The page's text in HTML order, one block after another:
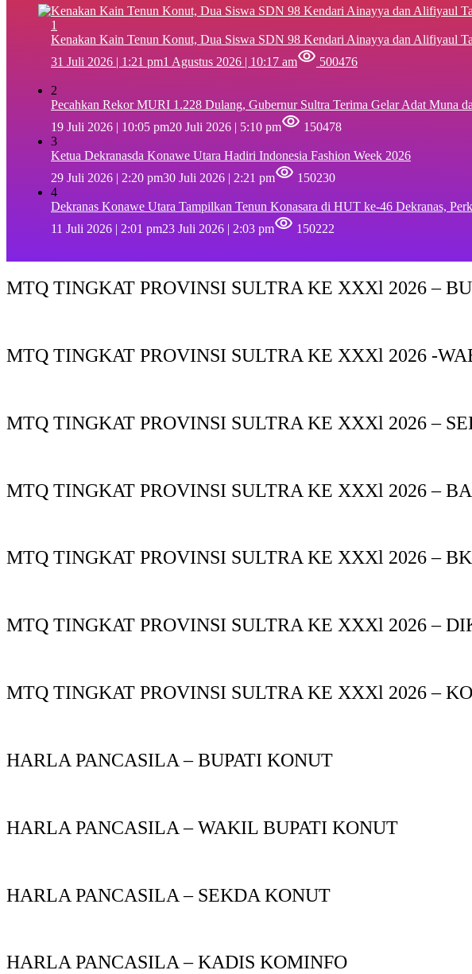
1
‎Kenakan Kain Tenun Konut, Dua Siswa SDN 98 Kendari Ainayya dan Alifiyaul
31 Juli 2026 | 1:21 pm1 Agustus 2026 | 10:17 am 500476
2
Pecahkan Rekor MURI 1.228 Dulang, Gubernur Sultra Terima Gelar Adat Muna
19 Juli 2026 | 10:05 pm20 Juli 2026 | 5:10 pm
150478
3
Ketua Dekranasda Konawe Utara Hadiri Indonesia Fashion Week 2026
29 Juli 2026 | 2:20 pm30 Juli 2026 | 2:21 pm
150230
4
Dekranas Konawe Utara Tampilkan Tenun Konasara di HUT ke-46 Dekranas,
11 Juli 2026 | 2:01 pm23 Juli 2026 | 2:03 pm 150222
MTQ TINGKAT PROVINSI SULTRA KE XXXl 2026 –
MTQ TINGKAT PROVINSI SULTRA KE XXXl 2026 -
MTQ TINGKAT PROVINSI SULTRA KE XXXl 2026 –
MTQ TINGKAT PROVINSI SULTRA KE XXXl 2026 –
MTQ TINGKAT PROVINSI SULTRA KE XXXl 2026 –
MTQ TINGKAT PROVINSI SULTRA KE XXXl 2026 –
MTQ TINGKAT PROVINSI SULTRA KE XXXl 2026 –
HARLA PANCASILA – BUPATI KONUT
HARLA PANCASILA – WAKIL BUPATI KONUT
HARLA PANCASILA – SEKDA KONUT
HARLA PANCASILA – KADIS KOMINFO